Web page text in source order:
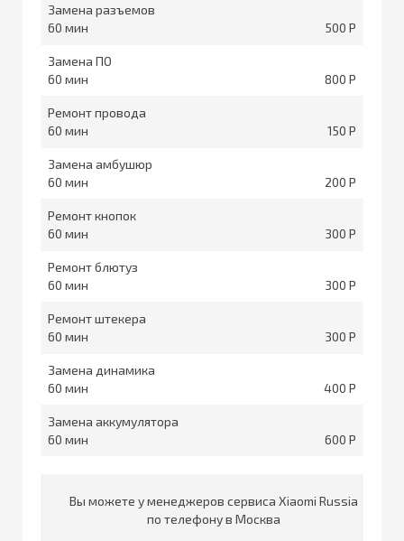
Замена разъемов
60
500
Замена ПО
60
800
Ремонт провода
60
150
Замена амбушюр
60
200
Ремонт кнопок
60
300
Ремонт блютуз
60
300
Ремонт штекера
60
300
Замена динамика
60
400
Замена аккумулятора
60
600
Вы можете у менеджеров сервиса Xiaomi Russia
по телефону в Москва